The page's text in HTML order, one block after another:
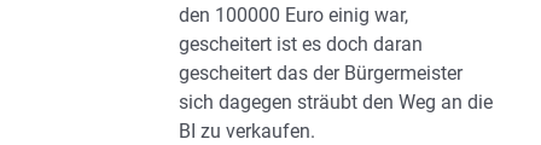
den 100000 Euro einig war,
gescheitert ist es doch daran
gescheitert das der Bürgermeister
sich dagegen sträubt den Weg an die
BI zu verkaufen.